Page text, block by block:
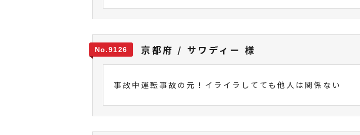
9126 京都府 / サワディー 様
事故中運転事故の元！イライラしてても他人は関係ない